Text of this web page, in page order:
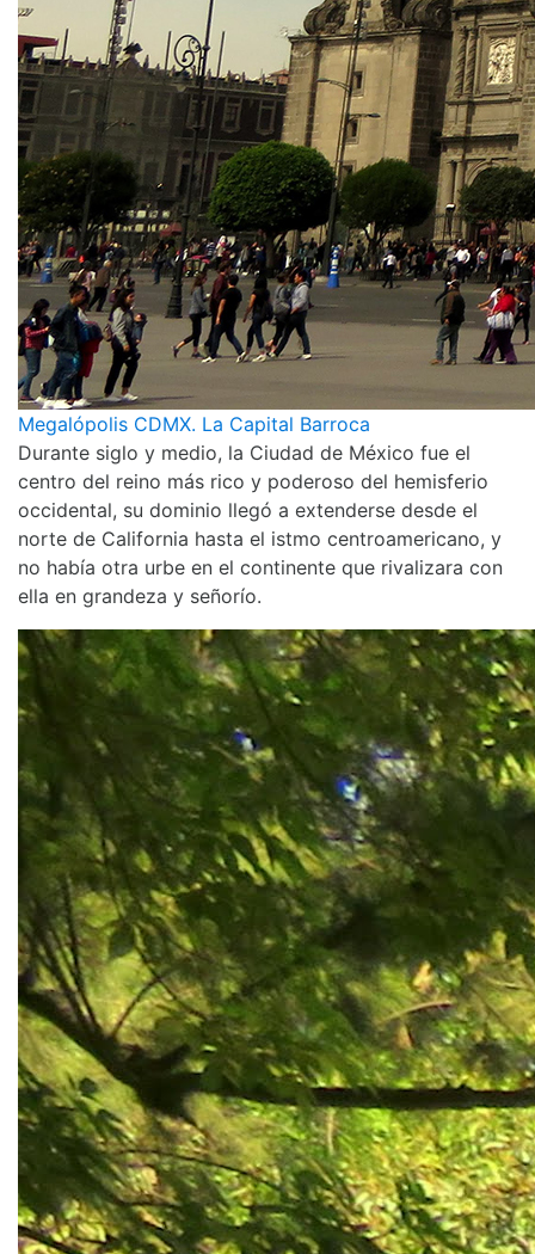
Megalópolis CDMX. La Capital Barroca
Durante siglo y medio, la Ciudad de México fue el
centro del reino más rico y poderoso del hemisferio
occidental, su dominio llegó a extenderse desde el
norte de California hasta el istmo centroamericano, y
no había otra urbe en el continente que rivalizara con
ella en grandeza y señorío.